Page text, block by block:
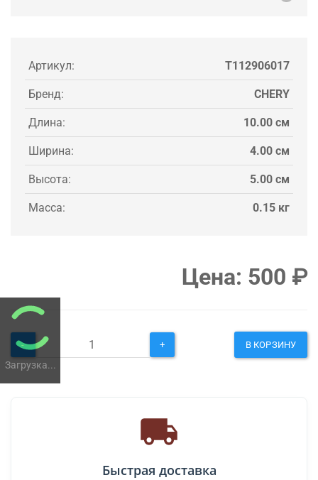
Загрузка...
Артикул: T112906017
Бренд: CHERY
Длина: 10.00 см
Ширина: 4.00 см
Высота: 5.00 см
Масса: 0.15 кг
Цена: 500 ₽
- + В КОРЗИНУ
Быстрая доставка